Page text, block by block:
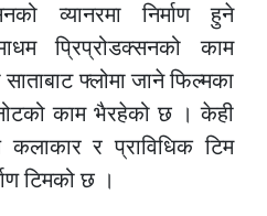
व्यानरमा निर्माण हुने
प्रिप्रोडक्सनको काम
फ्लोमा जाने फिल्मका
काम भैरहेको छ । केही
र प्राविधिक टिम
टिमको छ ।